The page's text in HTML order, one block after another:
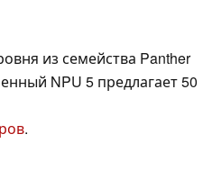
из семейства Panther
NPU 5 предлагает 50
.